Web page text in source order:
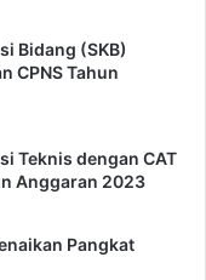
Bidang (SKB)
CPNS Tahun
Teknis dengan CAT
Anggaran 2023
Pangkat